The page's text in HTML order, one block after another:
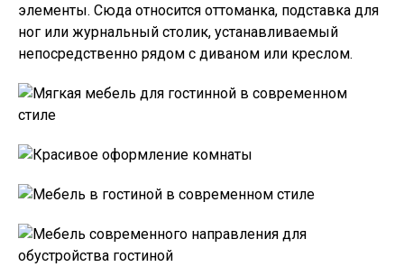
элементы. Сюда относится оттоманка, подставка для
ног или журнальный столик, устанавливаемый
непосредственно рядом с диваном или креслом.